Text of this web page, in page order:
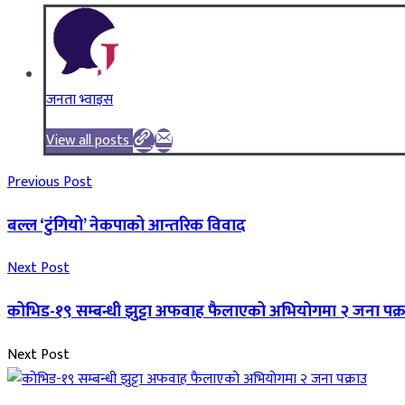
जनता भ्वाइस
View all posts
Previous Post
बल्ल ‘टुंगियो’ नेकपाको आन्तरिक विवाद
Next Post
कोभिड-१९ सम्बन्धी झुट्टा अफवाह फैलाएको अभियोगमा २ जना
Next Post